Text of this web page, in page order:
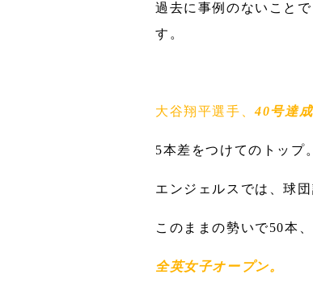
過去に事例のないこと
す。
大谷翔平選手、40号達成
5本差をつけてのトップ。
エンジェルスでは、球
このままの勢いで50本
全英女子オープン。